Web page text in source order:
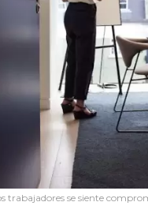
los trabajadores se siente